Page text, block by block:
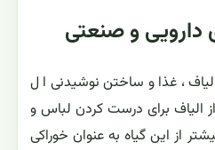
دارویی و صنعتی
، غذا و ساختن نوشیدنی ا ل
الیاف برای درست کردن لباس و
از این گیاه به عنوان خوراکی